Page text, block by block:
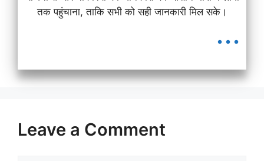
तक पहुंचाना, ताकि सभी को सही जानकारी मिल सके।
...
Leave a Comment